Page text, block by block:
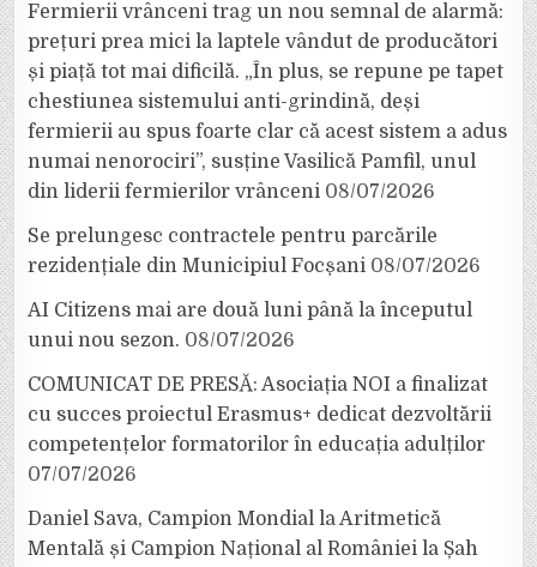
Fermierii vrânceni trag un nou semnal de alarmă:
prețuri prea mici la laptele vândut de producători
și piață tot mai dificilă. „În plus, se repune pe tapet
chestiunea sistemului anti-grindină, deși
fermierii au spus foarte clar că acest sistem a adus
numai nenorociri”, susține Vasilică Pamfil, unul
din liderii fermierilor vrânceni 08/07/2026
Se prelungesc contractele pentru parcările
rezidențiale din Municipiul Focșani 08/07/2026
AI Citizens mai are două luni până la începutul
unui nou sezon. 08/07/2026
COMUNICAT DE PRESĂ: Asociația NOI a finalizat
cu succes proiectul Erasmus+ dedicat dezvoltării
competențelor formatorilor în educația adulților
07/07/2026
Daniel Sava, Campion Mondial la Aritmetică
Mentală și Campion Național al României la Șah